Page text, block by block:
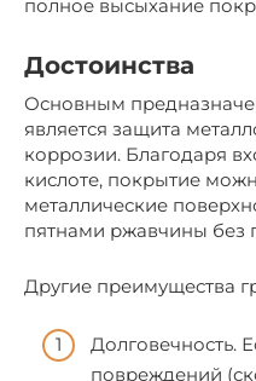
полное высыхание
Достоинства
Основным
является защита
коррозии. Благодаря
кислоте, покрытие
металлические
пятнами ржавчины без
Другие преимущества
Долговечность.
повреждений